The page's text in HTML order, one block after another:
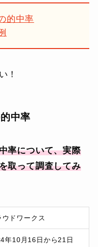
的中率
！
中率
率について、実際
取って調査してみ
ウドワークス
年10月16日から21日